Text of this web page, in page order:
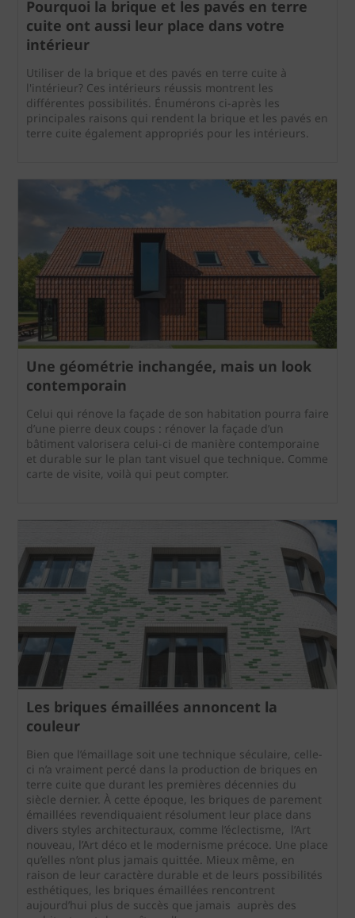
Pourquoi la brique et les pavés en terre
cuite ont aussi leur place dans votre
intérieur
Utiliser de la brique et des pavés en terre cuite à
l'intérieur? Ces intérieurs réussis montrent les
différentes possibilités. Énumérons ci-après les
principales raisons qui rendent la brique et les pavés en
terre cuite également appropriés pour les intérieurs.
Une géométrie inchangée, mais un look
contemporain
Celui qui rénove la façade de son habitation pourra faire
d’une pierre deux coups : rénover la façade d’un
bâtiment valorisera celui-ci de manière contemporaine
et durable sur le plan tant visuel que technique. Comme
carte de visite, voilà qui peut compter.
Les briques émaillées annoncent la
couleur
Bien que l’émaillage soit une technique séculaire, celle-
ci n’a vraiment percé dans la production de briques en
terre cuite que durant les premières décennies du
siècle dernier. À cette époque, les briques de parement
émaillées revendiquaient résolument leur place dans
divers styles architecturaux, comme l’éclectisme, l’Art
nouveau, l’Art déco et le modernisme précoce. Une place
qu’elles n’ont plus jamais quittée. Mieux même, en
raison de leur caractère durable et de leurs possibilités
esthétiques, les briques émaillées rencontrent
aujourd’hui plus de succès que jamais auprès des